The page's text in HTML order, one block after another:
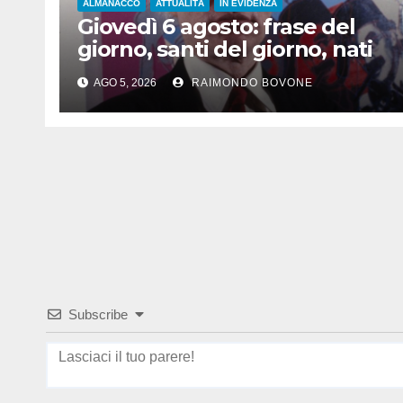
ALMANACCO ATTUALITÀ IN EVIDENZA
Giovedì 6 agosto: frase del
giorno, santi del giorno, nati
famosi, accadde oggi
AGO 5, 2026 RAIMONDO BOVONE
Subscribe